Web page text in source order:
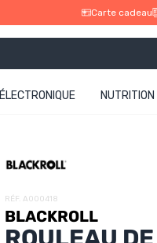
Carte cadeau
ÉLECTRONIQUE NUTRITION
RÉF. A000418
BLACKROLL